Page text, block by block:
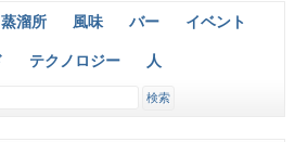
蒸溜所 風味 バー イベント
テクノロジー 人